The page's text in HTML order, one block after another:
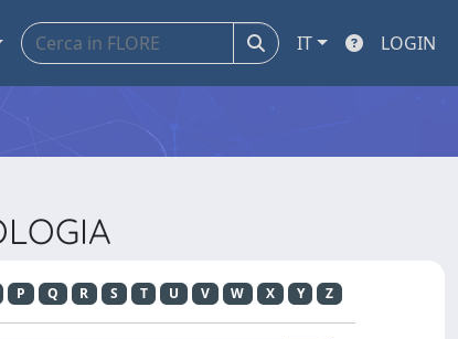
IT LOGIN
P Q R S T U V W X Y Z